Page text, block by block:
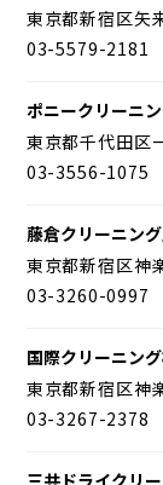
東京都新宿区矢
03-5579-2181
ポニークリーニ
東京都千代田区
03-3556-1075
藤倉クリーニン
東京都新宿区神
03-3260-0997
国際クリーニン
東京都新宿区神
03-3267-2378
三共ドライクリ